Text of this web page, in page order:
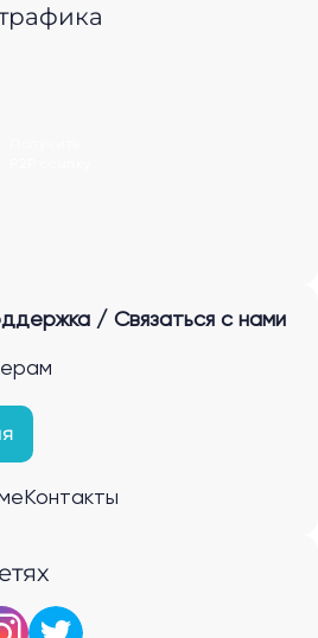
/ Связаться с нами
Контакты